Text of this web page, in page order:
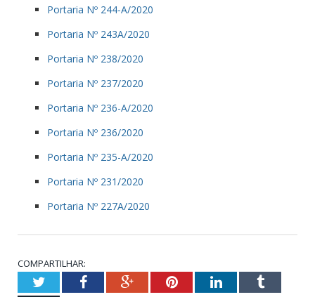
Portaria Nº 244-A/2020
Portaria Nº 243A/2020
Portaria Nº 238/2020
Portaria Nº 237/2020
Portaria Nº 236-A/2020
Portaria Nº 236/2020
Portaria Nº 235-A/2020
Portaria Nº 231/2020
Portaria Nº 227A/2020
COMPARTILHAR:
TwitterFacebookGoogle+PinterestLinkedInTumblr